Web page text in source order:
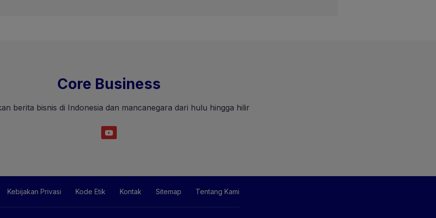
Core Business
berita bisnis di Indonesia dan mancanegara dari hulu hingga hilir
Kebijakan Privasi Kode Etik Kontak Sitemap Tentang Kami